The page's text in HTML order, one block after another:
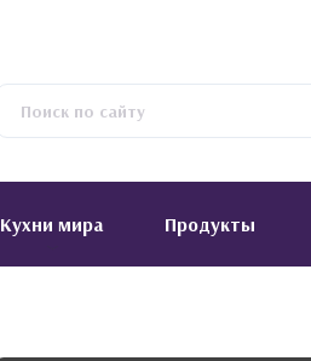
Кухни мира Продукты